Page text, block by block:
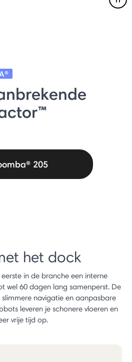
205
het dock
in de branche een interne
wel 60 dagen lang samenperst. De
navigatie en aanpasbare
leveren je schonere vloeren en
vrije tijd op.